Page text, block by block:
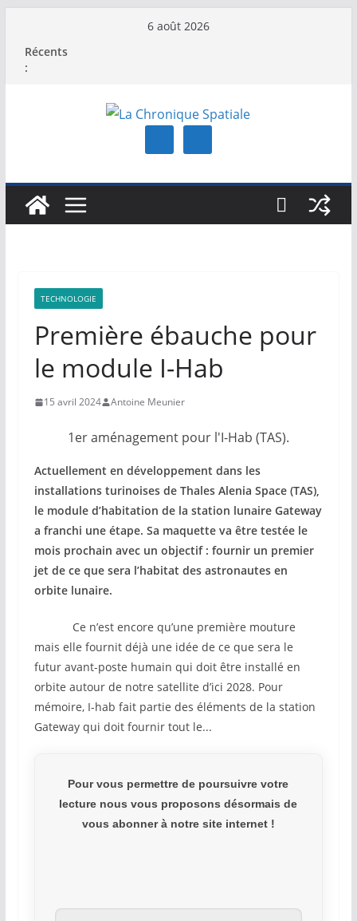
contenu
6 août 2026
Récents
:
TECHNOLOGIE
Première ébauche pour
le module I-Hab
15 avril 2024 Antoine Meunier
1er aménagement pour l'I-Hab (TAS).
Actuellement en développement dans les
installations turinoises de Thales Alenia Space (TAS),
le module d’habitation de la station lunaire Gateway
a franchi une étape. Sa maquette va être testée le
mois prochain avec un objectif : fournir un premier
jet de ce que sera l’habitat des astronautes en
orbite lunaire.
Ce n’est encore qu’une première mouture
mais elle fournit déjà une idée de ce que sera le
futur avant-poste humain qui doit être installé en
orbite autour de notre satellite d’ici 2028. Pour
mémoire, I-hab fait partie des éléments de la station
Gateway qui doit fournir tout le...
Pour vous permettre de poursuivre votre
lecture nous vous proposons désormais de
vous abonner à notre site internet !